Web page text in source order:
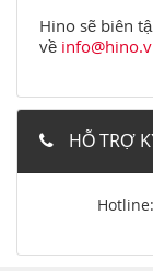
Hino sẽ biên
về
HỖ TRỢ
Hotline: